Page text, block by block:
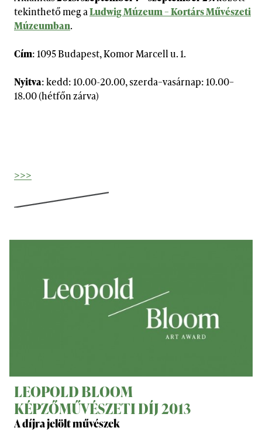
tekinthető meg aLudwig Múzeum – Kortárs Művészeti
Múzeumban.
Cím: 1095 Budapest, Komor Marcell u. 1.
Nyitva: kedd: 10.00-20.00, szerda–vasárnap: 10.00–
18.00 (hétfőn zárva)
>>>
LEOPOLD BLOOM
KÉPZŐMŰVÉSZETI DÍJ 2013
A díjra jelölt művészek